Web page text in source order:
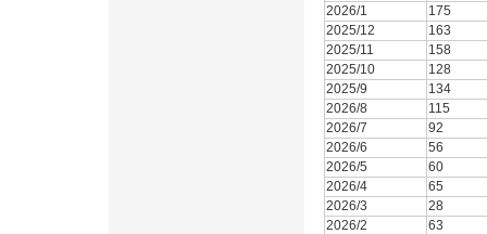
2026/1
175
2025/12
163
2025/11
158
2025/10
128
2025/9
134
2026/8
115
2026/7
92
2026/6
56
2026/5
60
2026/4
65
2026/3
28
2026/2
63